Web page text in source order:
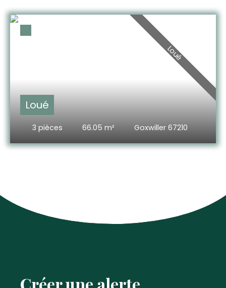
Loué
3 pièces 66.05 m² Goxwiller 67210
Loué